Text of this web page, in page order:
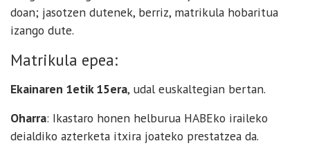
doan; jasotzen dutenek, berriz, matrikula hobaritua
izango dute.
Matrikula epea:
Ekainaren 1etik 15era, udal euskaltegian bertan.
Oharra: Ikastaro honen helburua HABEko iraileko
deialdiko azterketa itxira joateko prestatzea da.